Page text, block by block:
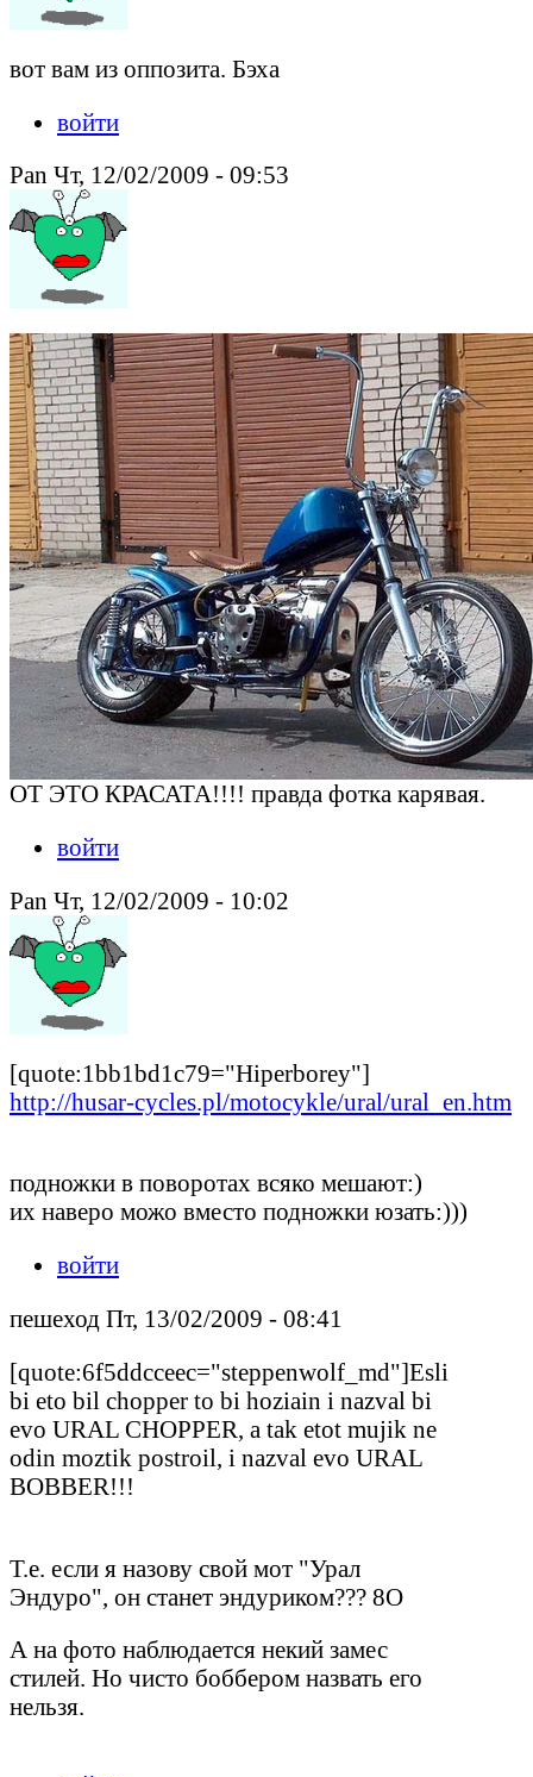
вот вам из оппозита. Бэха
войти
Pan Чт, 12/02/2009 - 09:53
ОТ ЭТО КРАСАТА!!!! правда фотка карявая.
войти
Pan Чт, 12/02/2009 - 10:02
[quote:1bb1bd1c79="Hiperborey"]
http://husar-cycles.pl/motocykle/ural/ural_en.htm
подножки в поворотах всяко мешают:)
их наверо можо вместо подножки юзать:)))
войти
пешеход Пт, 13/02/2009 - 08:41
[quote:6f5ddcceec="steppenwolf_md"]Esli
bi eto bil chopper to bi hoziain i nazval bi
evo URAL CHOPPER, a tak etot mujik ne
odin moztik postroil, i nazval evo URAL
BOBBER!!!
Т.е. если я назову свой мот "Урал
Эндуро", он станет эндуриком??? 8O
А на фото наблюдается некий замес
стилей. Но чисто боббером назвать его
нельзя.